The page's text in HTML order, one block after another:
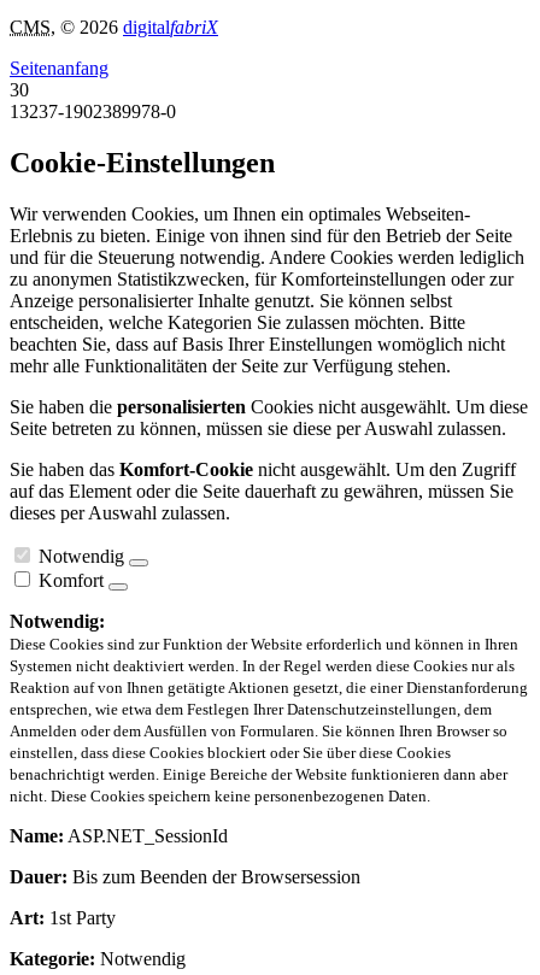
CMS, © 2026 digitalfabriX
Seitenanfang
30
13237-1902389978-0
Cookie-Einstellungen
Wir verwenden Cookies, um Ihnen ein optimales Webseiten-
Erlebnis zu bieten. Einige von ihnen sind für den Betrieb der Seite
und für die Steuerung notwendig. Andere Cookies werden lediglich
zu anonymen Statistikzwecken, für Komforteinstellungen oder zur
Anzeige personalisierter Inhalte genutzt. Sie können selbst
entscheiden, welche Kategorien Sie zulassen möchten. Bitte
beachten Sie, dass auf Basis Ihrer Einstellungen womöglich nicht
mehr alle Funktionalitäten der Seite zur Verfügung stehen.
Sie haben die personalisierten Cookies nicht ausgewählt. Um diese
Seite betreten zu können, müssen sie diese per Auswahl zulassen.
Sie haben das Komfort-Cookie nicht ausgewählt. Um den Zugriff
auf das Element oder die Seite dauerhaft zu gewähren, müssen Sie
dieses per Auswahl zulassen.
Notwendig
Komfort
Notwendig:
Diese Cookies sind zur Funktion der Website erforderlich und können in Ihren
Systemen nicht deaktiviert werden. In der Regel werden diese Cookies nur als
Reaktion auf von Ihnen getätigte Aktionen gesetzt, die einer Dienstanforderung
entsprechen, wie etwa dem Festlegen Ihrer Datenschutzeinstellungen, dem
Anmelden oder dem Ausfüllen von Formularen. Sie können Ihren Browser so
einstellen, dass diese Cookies blockiert oder Sie über diese Cookies
benachrichtigt werden. Einige Bereiche der Website funktionieren dann aber
nicht. Diese Cookies speichern keine personenbezogenen Daten.
Name: ASP.NET_SessionId
Dauer: Bis zum Beenden der Browsersession
Art: 1st Party
Kategorie: Notwendig